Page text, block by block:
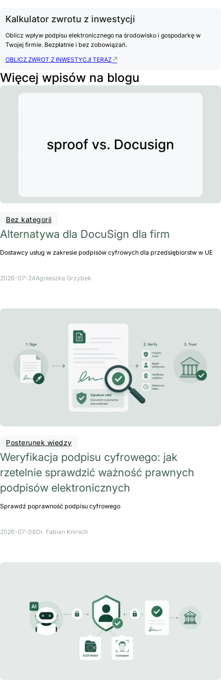
Kalkulator zwrotu z inwestycji
Oblicz wpływ podpisu elektronicznego na środowisko i gospodarkę w
Twojej firmie. Bezpłatnie i bez zobowiązań.
OBLICZ ZWROT Z INWESTYCJI TERAZ
Więcej wpisów na blogu
Bez kategorii
Alternatywa dla DocuSign dla firm
Dostawcy usług w zakresie podpisów cyfrowych dla przedsiębiorstw w UE
2026-07-24Agnieszka Grzybek
Posterunek wiedzy
Weryfikacja podpisu cyfrowego: jak
rzetelnie sprawdzić ważność prawnych
podpisów elektronicznych
Sprawdź poprawność podpisu cyfrowego
2026-07-08Dr. Fabian Knirsch